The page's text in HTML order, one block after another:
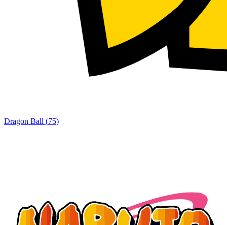
Dragon Ball (75)